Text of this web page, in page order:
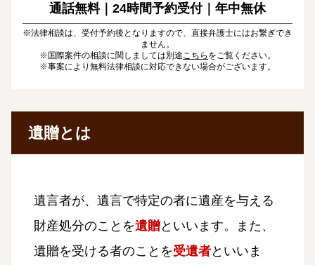
通話無料｜24時間予約受付｜ 年中無休
※法律相談は、受付予約後となりますので、直接弁護士にはお繋ぎでき
ません。
※国際案件の相談に関しましては別途 こちら をご覧ください。
※事案により無料法律相談に対応できない場合がございます。
遺贈とは
遺言者が、遺言で特定の者に遺産を与える
財産処分のことを遺贈といいます。また、
遺贈を受ける者のことを受遺者といいま